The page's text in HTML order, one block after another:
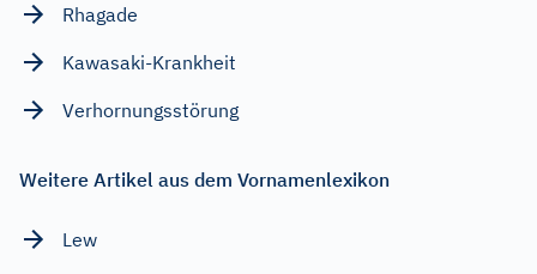
Rhagade
Kawasaki-Krankheit
Verhornungsstörung
Weitere Artikel aus dem Vornamenlexikon
Lew